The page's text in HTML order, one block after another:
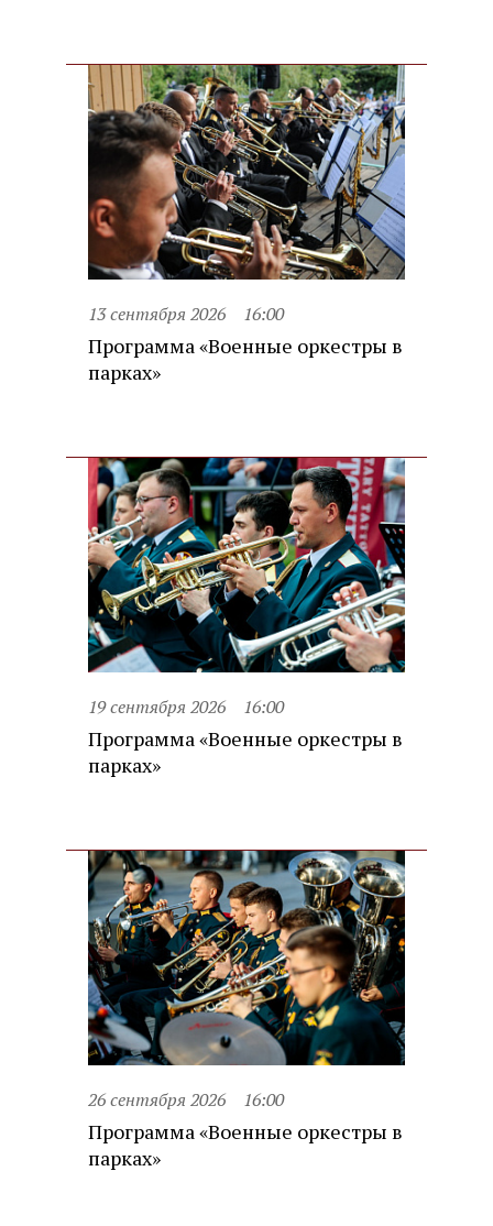
13 сентября 2026 16:00
Программа «Военные оркестры в
парках»
19 сентября 2026 16:00
Программа «Военные оркестры в
парках»
26 сентября 2026 16:00
Программа «Военные оркестры в
парках»